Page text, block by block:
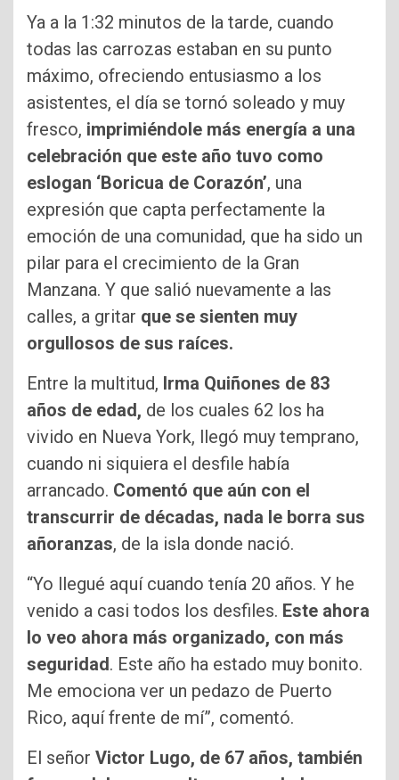
Ya a la 1:32 minutos de la tarde, cuando
todas las carrozas estaban en su punto
máximo, ofreciendo entusiasmo a los
asistentes, el día se tornó soleado y muy
fresco, imprimiéndole más energía a una
celebración que este año tuvo como
eslogan ‘Boricua de Corazón’, una
expresión que capta perfectamente la
emoción de una comunidad, que ha sido un
pilar para el crecimiento de la Gran
Manzana. Y que salió nuevamente a las
calles, a gritar que se sienten muy
orgullosos de sus raíces.
Entre la multitud, Irma Quiñones de 83
años de edad, de los cuales 62 los ha
vivido en Nueva York, llegó muy temprano,
cuando ni siquiera el desfile había
arrancado. Comentó que aún con el
transcurrir de décadas, nada le borra sus
añoranzas, de la isla donde nació.
“Yo llegué aquí cuando tenía 20 años. Y he
venido a casi todos los desfiles. Este ahora
lo veo ahora más organizado, con más
seguridad. Este año ha estado muy bonito.
Me emociona ver un pedazo de Puerto
Rico, aquí frente de mí”, comentó.
El señor Victor Lugo, de 67 años, también